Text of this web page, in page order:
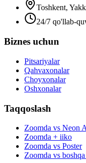
Toshkent,
24/7 qo'llab-
Biznes uchun
Pitsariyalar
Qahvaxonalar
Choyxonalar
Oshxonalar
Taqqoslash
Zoomda vs Neon
Zoomda + iiko
Zoomda vs Poster
Zoomda vs